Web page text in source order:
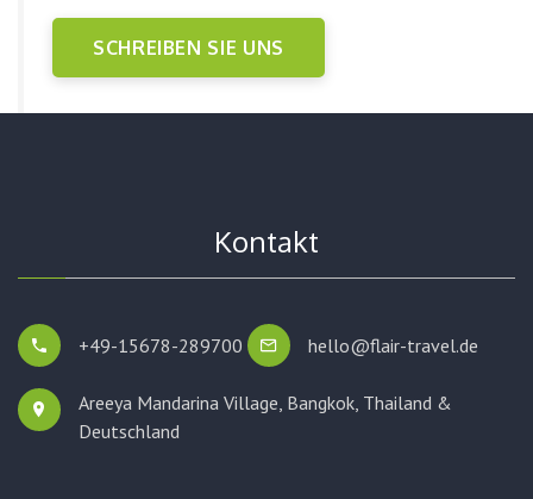
SCHREIBEN SIE UNS
Kontakt
+49-15678-289700 hello@flair-travel.de
Areeya Mandarina Village, Bangkok, Thailand &
Deutschland